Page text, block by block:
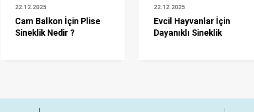
22.12.2025
Cam Balkon İçin Plise
Sineklik Nedir ?
22.12.2025
Evcil Hayvanlar İçin
Dayanıklı Sineklik